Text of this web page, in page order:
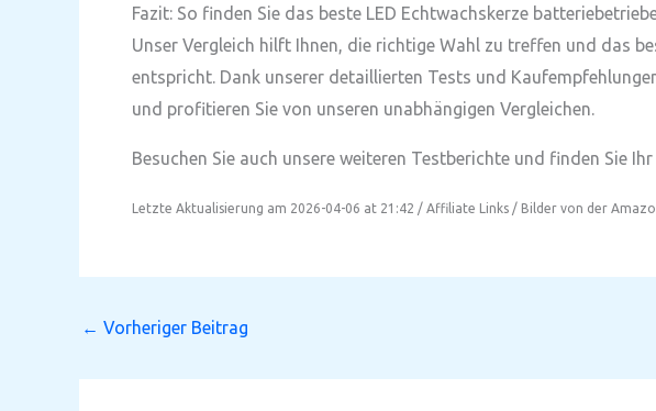
Fazit: So finden Sie das beste LED Echtwachskerze
Unser Vergleich hilft Ihnen, die richtige Wahl zu treffen und das
entspricht. Dank unserer detaillierten Tests und
und profitieren Sie von unseren unabhängigen Vergleichen.
Besuchen Sie auch unsere weiteren Testberichte und finden Sie
Letzte Aktualisierung am 2026-04-06 at 21:42 / Affiliate Links / Bilder von der
← Vorheriger Beitrag